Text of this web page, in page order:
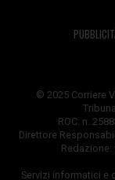
© 2025 Corriere
ROC: n.
Direttore
Redazione:
Servizi informatici e